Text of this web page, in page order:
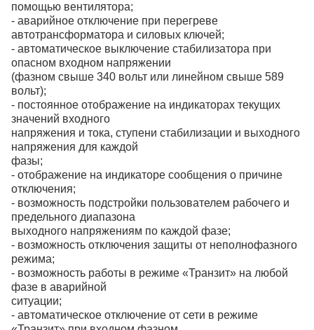
помощью вентилятора;
- аварийное отключение при перегреве
автотрансформатора и силовых ключей;
- автоматическое выключение стабилизатора при
опасном входном напряжении
(фазном свыше 340 вольт или линейном свыше 589
вольт);
- постоянное отображение на индикаторах текущих
значений входного
напряжения и тока, ступени стабилизации и выходного
напряжения для каждой
фазы;
- отображение на индикаторе сообщения о причине
отключения;
- возможность подстройки пользователем рабочего и
предельного диапазона
выходного напряжениям по каждой фазе;
- возможность отключения защиты от неполнофазного
режима;
- возможность работы в режиме «Транзит» на любой
фазе в аварийной
ситуации;
- автоматическое отключение от сети в режиме